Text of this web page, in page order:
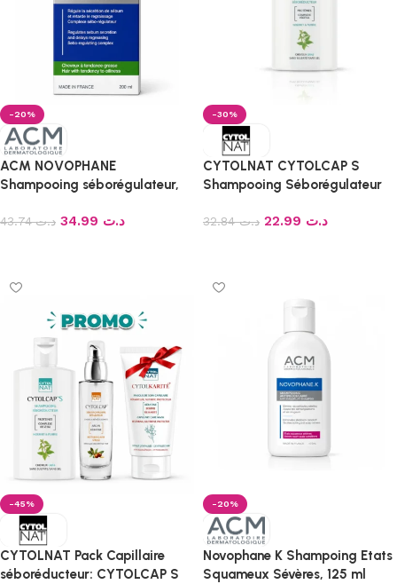
-20%
ACM NOVOPHANE
Shampooing séborégulateur,
د.ت43.74 د.ت
-30%
CYTOLNAT CYTOLCAP S
Shampooing Séborégulateur
د.ت32.84 د.ت
-45%
CYTOLNAT Pack Capillaire
séboréducteur: CYTOLCAP S
-20%
Novophane K Shampoing Etats
Squameux Sévères, 125 ml